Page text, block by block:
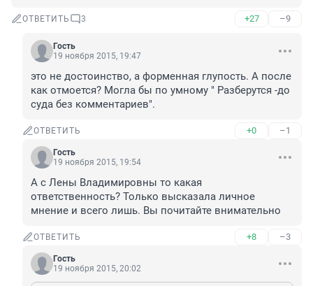
ОТВЕТИТЬ 3 +27 –9
Гость
19 ноября 2015, 19:47
это не достоинство, а форменная глупость. А после
как отмоется? Могла бы по умному " Разберутся -до
суда без комментариев".
ОТВЕТИТЬ +0 –1
Гость
19 ноября 2015, 19:54
А с Лены Владимировны то какая
ответственность? Только высказала личное
мнение и всего лишь. Вы почитайте внимательно
ОТВЕТИТЬ +8 –3
Гость
19 ноября 2015, 20:02